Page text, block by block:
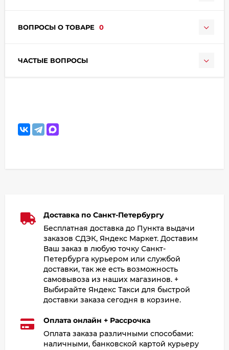
ВОПРОСЫ О ТОВАРЕ 0
ЧАСТЫЕ ВОПРОСЫ
Доставка по Санкт-Петербургу
Бесплатная доставка до Пункта выдачи
заказов СДЭК, Яндекс Маркет. Доставим
Ваш заказ в любую точку Санкт-
Петербурга курьером или службой
доставки, так же есть возможность
самовывоза из наших магазинов. +
Выбирайте Яндекс Такси для быстрой
доставки заказа сегодня в корзине.
Оплата онлайн + Рассрочка
Оплата заказа различными способами:
наличными, банковской картой курьеру